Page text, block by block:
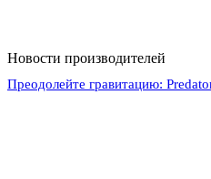
Новости производителей
Преодолейте гравитацию: